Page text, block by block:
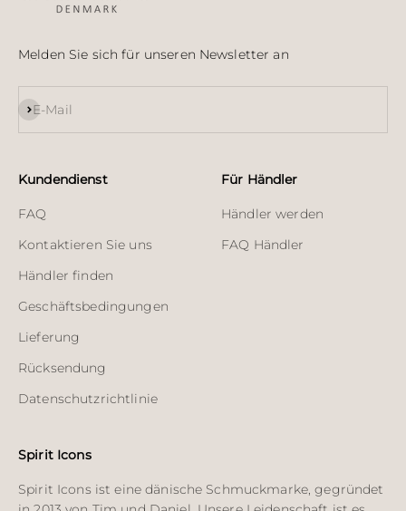
Melden Sie sich für unseren Newsletter an
E-Mail
Abonnieren
Kundendienst
FAQ
Kontaktieren Sie uns
Händler finden
Geschäftsbedingungen
Lieferung
Rücksendung
Datenschutzrichtlinie
Für Händler
Händler werden
FAQ Händler
Spirit Icons
Spirit Icons ist eine dänische Schmuckmarke, gegründet